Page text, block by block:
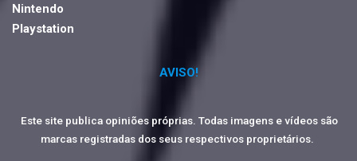
Nintendo
Playstation
AVISO!
Este site publica opiniões próprias. Todas imagens e vídeos são
marcas registradas dos seus respectivos proprietários.